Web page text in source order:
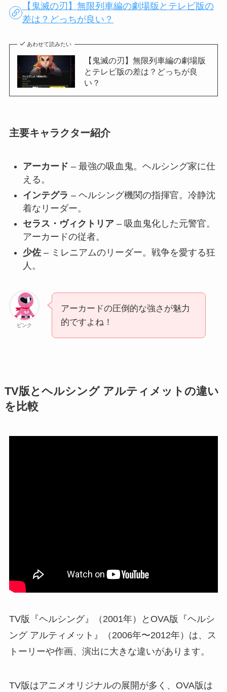
【鬼滅の刃】無限列車編の劇場版とテレビ版の
差は？どっちが良い？
あわせて読みたい
【鬼滅の刃】無限列車編の劇場版
とテレビ版の差は？どっちが良
い？
主要キャラクター紹介
アーカード – 最強の吸血鬼。ヘルシング家に仕
える。
インテグラ – ヘルシング機関の指揮官。冷静沈
着なリーダー。
セラス・ヴィクトリア– 吸血鬼化した元警官。
アーカードの従者。
少佐– ミレニアムのリーダー。戦争を愛する狂
人。
ピンク
アーカードの圧倒的な強さが魅力
的ですよね！
TV版とヘルシング アルティメットの違い
を比較
TV版『ヘルシング』（2001年）とOVA版『ヘルシ
ング アルティメット』（2006年〜2012年）は、ス
トーリーや作画、演出に大きな違いがあります。
TV版はアニメオリジナルの展開が多く、OVA版は